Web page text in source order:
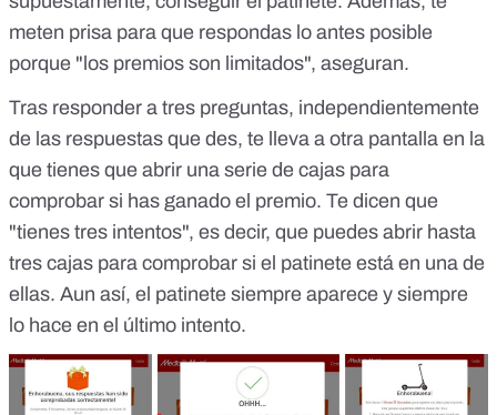
meten prisa para que respondas lo antes posible
porque "los premios son limitados", aseguran.
Tras responder a tres preguntas, independientemente
de las respuestas que des, te lleva a otra pantalla en la
que tienes que abrir una serie de cajas para
comprobar si has ganado el premio. Te dicen que
"tienes tres intentos", es decir, que puedes abrir hasta
tres cajas para comprobar si el patinete está en una de
ellas. Aun así, el patinete siempre aparece y siempre
lo hace en el último intento.